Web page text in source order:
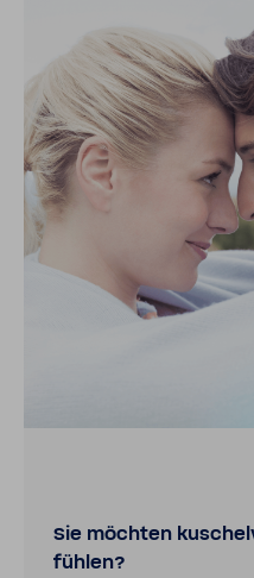
Sie möchten
fühlen?